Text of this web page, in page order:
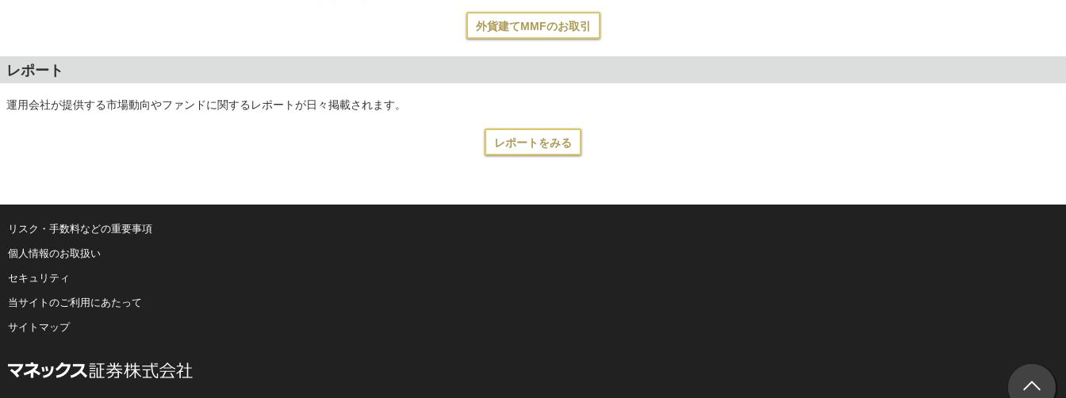
外貨建てMMFのお取引
レポート
運用会社が提供する市場動向やファンドに関するレポートが日々掲載されます。
レポートをみる
リスク・手数料などの重要事項
個人情報のお取扱い
セキュリティ
当サイトのご利用にあたって
サイトマップ